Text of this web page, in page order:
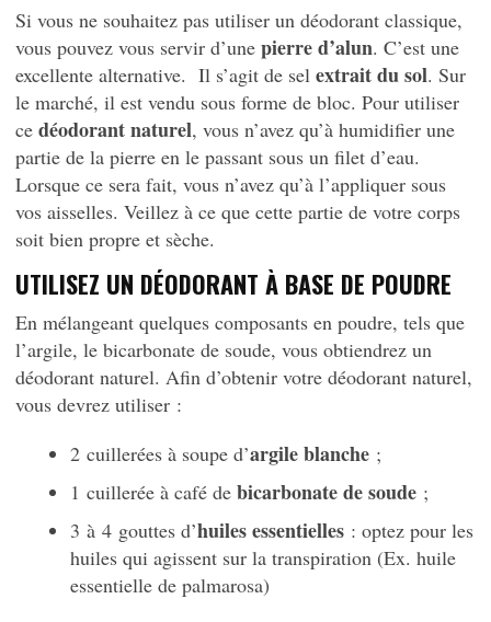
Si vous ne souhaitez pas utiliser un déodorant classique,
vous pouvez vous servir d’une pierre d’alun. C’est une
excellente alternative. Il s’agit de sel extrait du sol. Sur
le marché, il est vendu sous forme de bloc. Pour utiliser
ce déodorant naturel, vous n’avez qu’à humidifier une
partie de la pierre en le passant sous un filet d’eau.
Lorsque ce sera fait, vous n’avez qu’à l’appliquer sous
vos aisselles. Veillez à ce que cette partie de votre corps
soit bien propre et sèche.
UTILISEZ UN DÉODORANT À BASE DE POUDRE
En mélangeant quelques composants en poudre, tels que
l’argile, le bicarbonate de soude, vous obtiendrez un
déodorant naturel. Afin d’obtenir votre déodorant naturel,
vous devrez utiliser :
2 cuillerées à soupe d’argile blanche ;
1 cuillerée à café de bicarbonate de soude ;
3 à 4 gouttes d’huiles essentielles : optez pour les
huiles qui agissent sur la transpiration (Ex. huile
essentielle de palmarosa)